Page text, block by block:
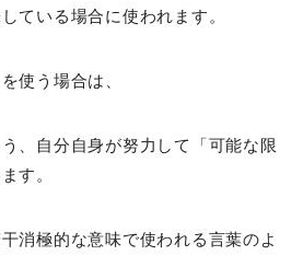
ている場合に使われます。
使う場合は、
、自分自身が努力して「可能な限
す。
消極的な意味で使われる言葉のよ